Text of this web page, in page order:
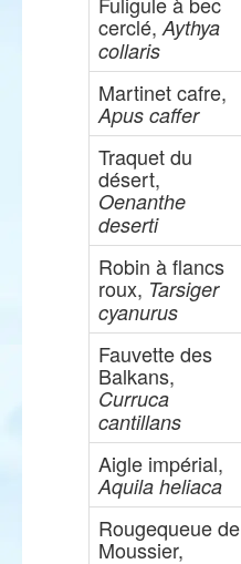
cerclé, Aythya
collaris
Martinet cafre,
Apus caffer
Traquet du
désert,
Oenanthe
deserti
Robin à flancs
roux, Tarsiger
cyanurus
Fauvette des
Balkans,
Curruca
cantillans
Aigle impérial,
Aquila heliaca
Rougequeue de
Moussier,